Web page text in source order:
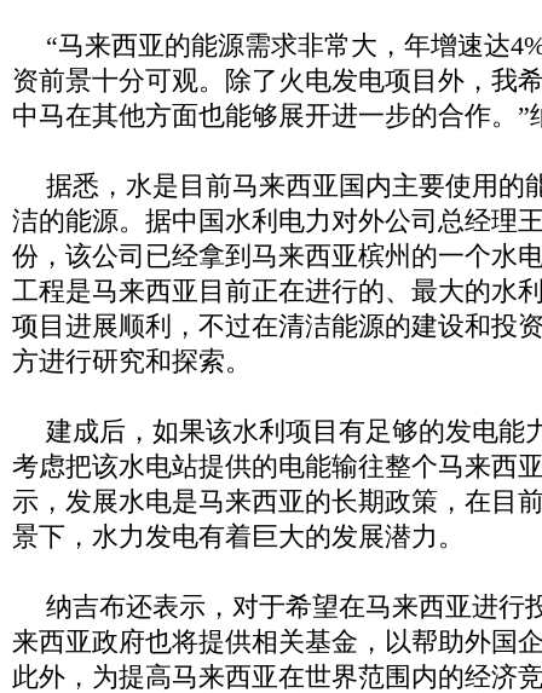
“马来西亚的能源需求非常大，年增速达
资前景十分可观。除了火电发电项目外，我
中马在其他方面也能够展开进一步的合作。”
据悉，水是目前马来西亚国内主要使用的
洁的能源。据中国水利电力对外公司总经理
份，该公司已经拿到马来西亚槟州的一个水
工程是马来西亚目前正在进行的、最大的水
项目进展顺利，不过在清洁能源的建设和投
方进行研究和探索。
建成后，如果该水利项目有足够的发电能
考虑把该水电站提供的电能输往整个马来西
示，发展水电是马来西亚的长期政策，在目
景下，水力发电有着巨大的发展潜力。
纳吉布还表示，对于希望在马来西亚进行
来西亚政府也将提供相关基金，以帮助外国
此外，为提高马来西亚在世界范围内的经济